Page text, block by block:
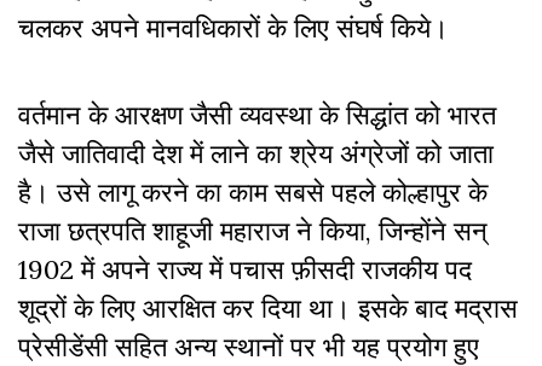
चलकर अपने मानवधिकारों के लिए संघर्ष किये।
वर्तमान के आरक्षण जैसी व्यवस्था के सिद्धांत को भारत
जैसे जातिवादी देश में लाने का श्रेय अंग्रेजों को जाता
है। उसे लागू करने का काम सबसे पहले कोल्हापुर के
राजा छत्रपति शाहूजी महाराज ने किया, जिन्होंने सन्
1902 में अपने राज्य में पचास फ़ीसदी राजकीय पद
शूद्रों के लिए आरक्षित कर दिया था। इसके बाद मद्रास
प्रेसीडेंसी सहित अन्य स्थानों पर भी यह प्रयोग हुए